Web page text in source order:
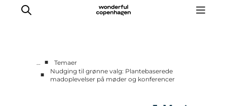
… ■
Temaer
■
Nudging til grønne valg: Plantebaserede
madoplevelser på møder og konferencer